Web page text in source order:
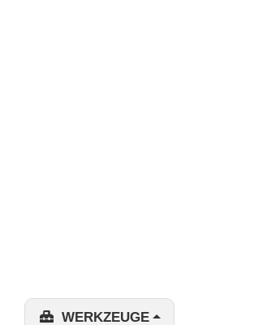
WERKZEUGE